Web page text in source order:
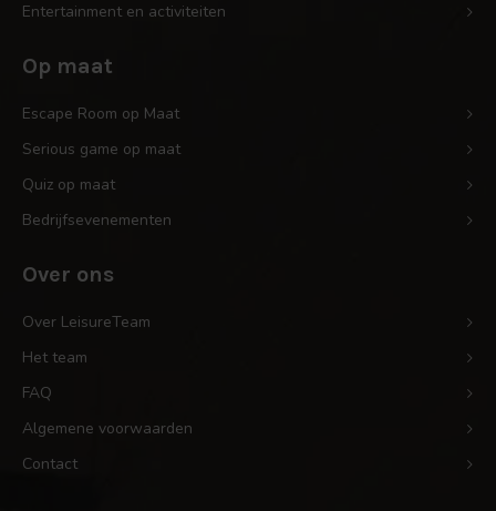
Entertainment en activiteiten
Op maat
Escape Room op Maat
Serious game op maat
Quiz op maat
Bedrijfsevenementen
Over ons
Over LeisureTeam
Het team
FAQ
Algemene voorwaarden
Contact